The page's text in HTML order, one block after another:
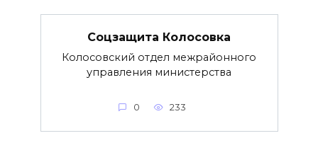
Соцзащита Колосовка
Колосовский отдел межрайонного
управления министерства
0 233